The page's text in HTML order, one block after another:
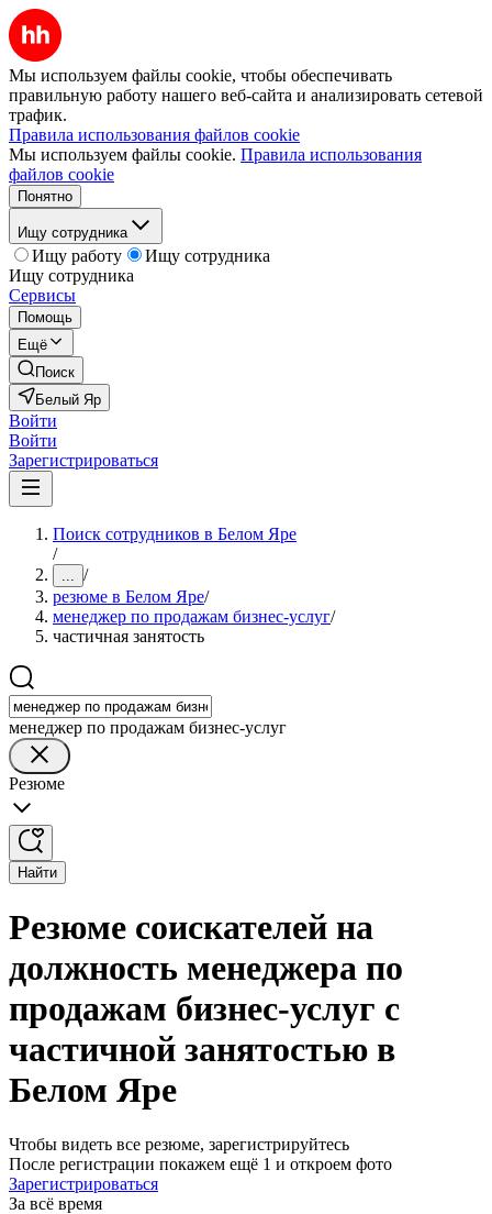
Мы используем файлы cookie, чтобы обеспечивать
правильную работу нашего веб-сайта и анализировать сетевой
трафик.
Правила использования файлов cookie
Мы используем файлы cookie. Правила использования
файлов cookie
Понятно
Ищу сотрудника
Ищу работу
Ищу сотрудника
Ищу сотрудника
Сервисы
Помощь
Ещё
Поиск
Белый Яр
Войти
Войти
Зарегистрироваться
Поиск сотрудников в Белом Яре
/
... /
резюме в Белом Яре/
менеджер по продажам бизнес-услуг/
частичная занятость
менеджер по продажам бизнес-услуг
Резюме
Найти
Резюме соискателей на
должность менеджера по
продажам бизнес-услуг с
частичной занятостью в
Белом Яре
Чтобы видеть все резюме, зарегистрируйтесь
После регистрации покажем ещё 1 и откроем фото
Зарегистрироваться
За всё время